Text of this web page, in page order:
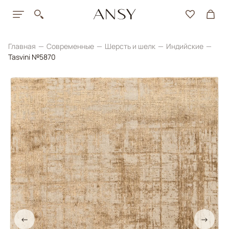
Главная Современные Шерсть и шелк
Индийские
Tasvini №5870
← →